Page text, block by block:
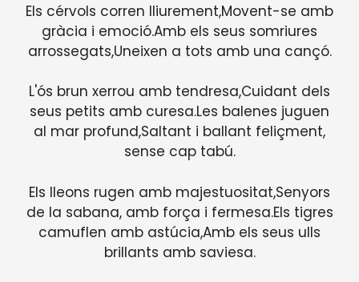
Els cérvols corren lliurement,Movent-se amb
gràcia i emoció.Amb els seus somriures
arrossegats,Uneixen a tots amb una cançó.
L'ós brun xerrou amb tendresa,Cuidant dels
seus petits amb curesa.Les balenes juguen
al mar profund,Saltant i ballant feliçment,
sense cap tabú.
Els lleons rugen amb majestuositat,Senyors
de la sabana, amb força i fermesa.Els tigres
camuflen amb astúcia,Amb els seus ulls
brillants amb saviesa.